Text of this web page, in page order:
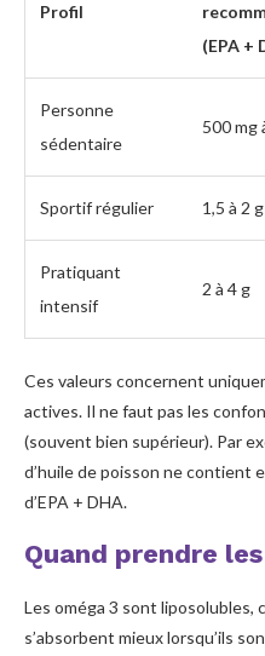
Profil
(EPA +
Personne
sédentaire
500 mg
Sportif régulier 1,5 à 2 g
Pratiquant
intensif
2 à 4 g
Ces valeurs concernent
actives. Il ne faut pas les
(souvent bien supérieur). Par
d’huile de poisson ne contient
d’EPA + DHA.
Quand prendre
Les oméga 3 sont liposolubles,
s’absorbent mieux lorsqu’ils